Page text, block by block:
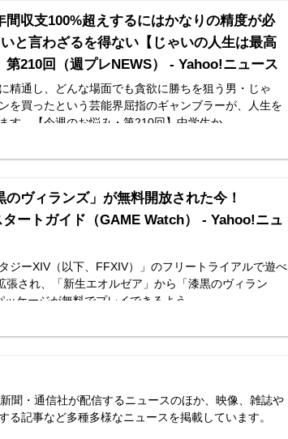
間収支100%超えするにはかなりの精度が必
と言わざるを得ない【じゃいの人生は最高
第210回（週プレNEWS） - Yahoo!ニュース
精通し、どんな場面でも貪欲に勝ちを狙う男・じゃ
を買ったという芸能界屈指のギャンブラーが、人生を
す。【今週のお悩み・第210回】中学生か
ヴィランズ」が無料開放された今！
ートガイド（GAME Watch） - Yahoo!ニュ
ジーXIV（以下、FFXIV）」のフリートライアルで遊べ
張され、「新生エオルゼア」から「漆黒のヴィラン
ケージが無料でプレイできるよう
聞・通信社が配信するニュースのほか、映像、雑誌や
る記事など多種多様なニュースを掲載しています。